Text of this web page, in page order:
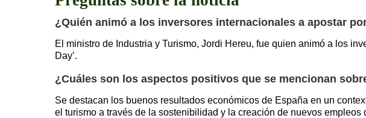
¿Quién animó a los inversores internacionales a apostar
El ministro de Industria y Turismo, Jordi Hereu, fue quien animó a los
Day’.
¿Cuáles son los aspectos positivos que se mencionan
Se destacan los buenos resultados económicos de España en un
el turismo a través de la sostenibilidad y la creación de nuevos empleos